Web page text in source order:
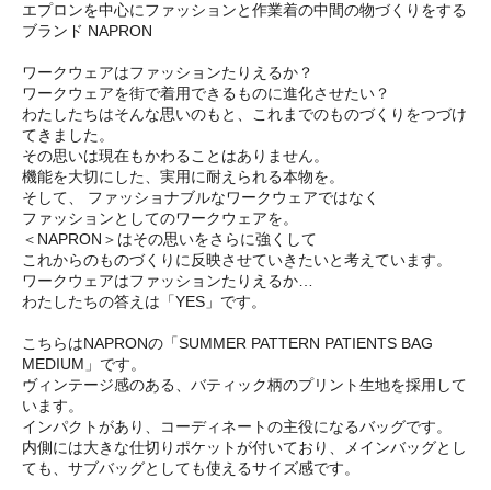
エプロンを中心にファッションと作業着の中間の物づくりをする
ブランド NAPRON
ワークウェアはファッションたりえるか？
ワークウェアを街で着用できるものに進化させたい？
わたしたちはそんな思いのもと、これまでのものづくりをつづけ
てきました。
その思いは現在もかわることはありません。
機能を大切にした、実用に耐えられる本物を。
そして、 ファッショナブルなワークウェアではなく
ファッションとしてのワークウェアを。
＜NAPRON＞はその思いをさらに強くして
これからのものづくりに反映させていきたいと考えています。
ワークウェアはファッションたりえるか…
わたしたちの答えは「YES」です。
こちらはNAPRONの「SUMMER PATTERN PATIENTS BAG
MEDIUM」です。
ヴィンテージ感のある、バティック柄のプリント生地を採用して
います。
インパクトがあり、コーディネートの主役になるバッグです。
内側には大きな仕切りポケットが付いており、メインバッグとし
ても、サブバッグとしても使えるサイズ感です。